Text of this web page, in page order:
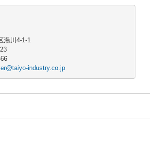
湯川4-1-1
industry.co.jp